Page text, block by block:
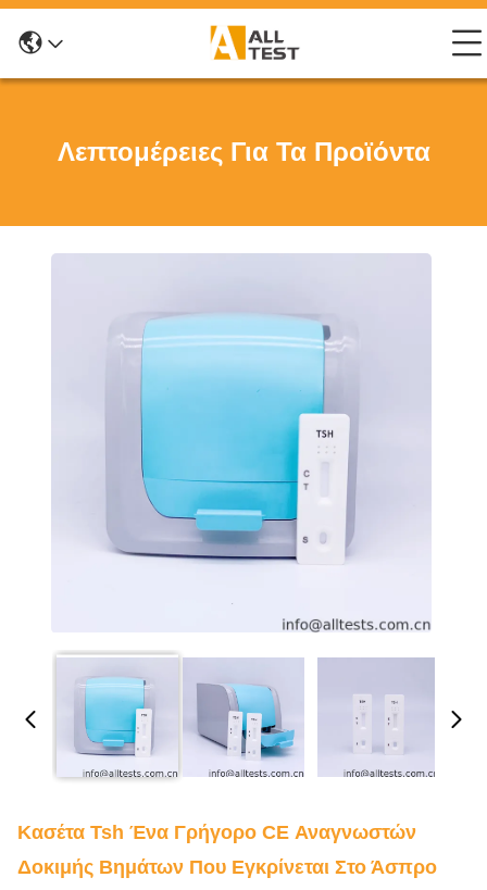
Λεπτομέρειες Για Τα Προϊόντα
Κασέτα Tsh Ένα Γρήγορο CE Αναγνωστών
Δοκιμής Βημάτων Που Εγκρίνεται Στο Άσπρο